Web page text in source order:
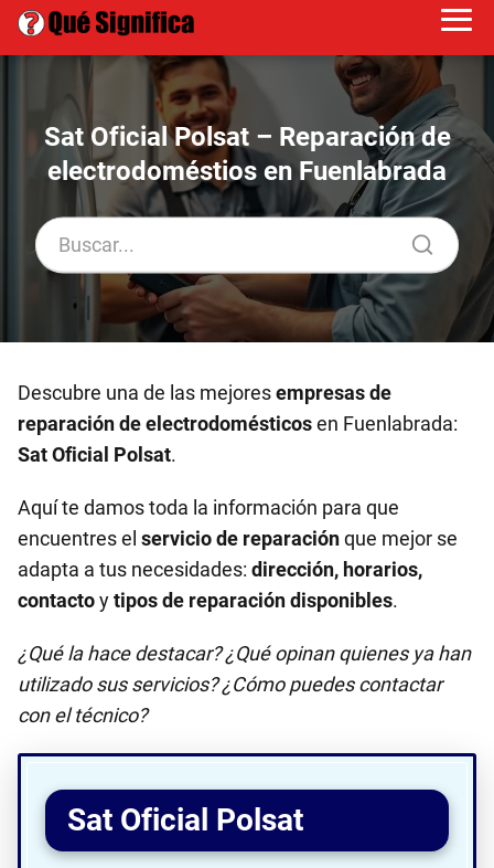
Sat Oficial Polsat – Reparación de
electrodoméstios en Fuenlabrada
Descubre una de las mejoresempresas de
reparación de electrodomésticosen Fuenlabrada:
Sat Oficial Polsat.
Aquí te damos toda la información para que
encuentres el servicio de reparaciónque mejor se
adapta a tus necesidades: dirección, horarios,
contactoytipos de reparación disponibles.
¿Qué la hace destacar? ¿Qué opinan quienes ya han
utilizado sus servicios? ¿Cómo puedes contactar
con el técnico?
Sat Oficial Polsat